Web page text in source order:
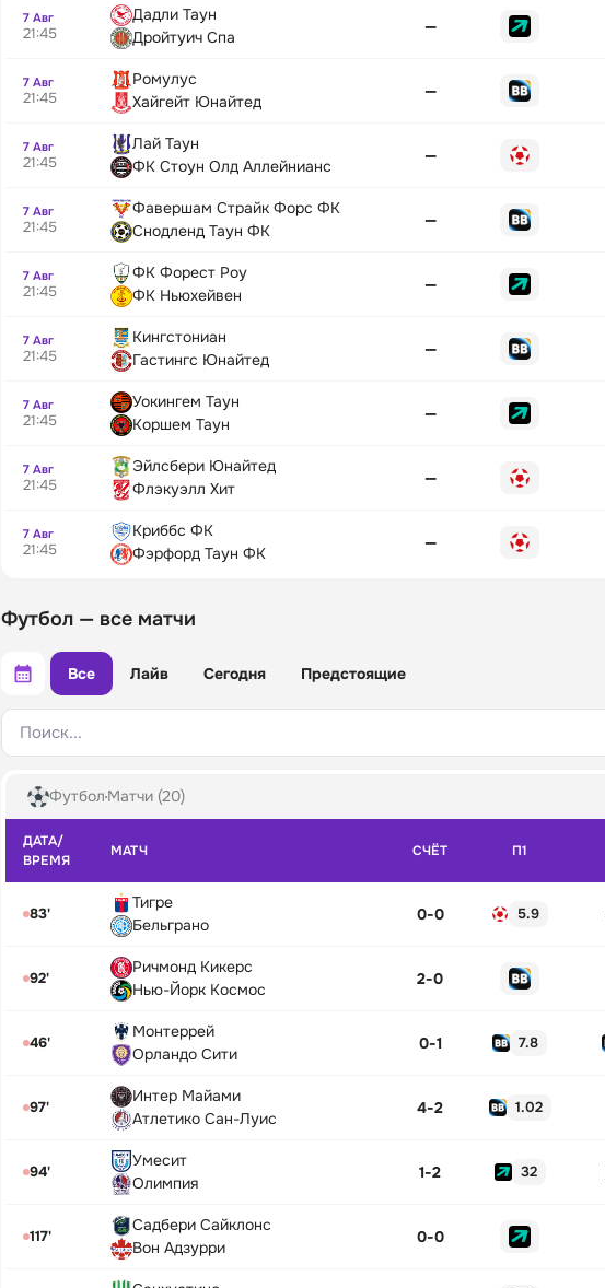
7 Авг
21:45
Дадли Таун
Дройтуич Спа
—
7 Авг
21:45
Ромулус
Хайгейт Юнайтед
—
7 Авг
21:45
Лай Таун
ФК Стоун Олд Аллейнианс
—
7 Авг
21:45
Фавершам Страйк Форс ФК
Снодленд Таун ФК
—
7 Авг
21:45
ФК Форест Роу
ФК Ньюхейвен
—
7 Авг
21:45
Кингстониан
Гастингс Юнайтед
—
7 Авг
21:45
Уокингем Таун
Коршем Таун
—
7 Авг
21:45
Эйлсбери Юнайтед
Флэкуэлл Хит
—
7 Авг
21:45
Криббс ФК
Фэрфорд Таун ФК
—
Футбол — все матчи
Все Лайв Сегодня Предстоящие
Поиск...
Футбол Матчи (20)
ДАТА/
ВРЕМЯ
МАТЧ СЧЁТ П1
83'
Тигре
Бельграно
0-0 5.9
92'
Ричмонд Кикерс
Нью-Йорк Космос
2-0
46'
Монтеррей
Орландо Сити
0-1 7.8
97'
Интер Майами
Атлетико Сан-Луис
4-2 1.02
94'
Умесит
Олимпия
1-2 32
117'
Садбери Сайклонс
Вон Адзурри
0-0